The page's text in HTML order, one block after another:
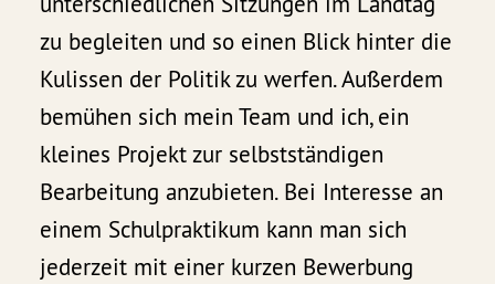
zu begleiten und so einen Blick hinter die
Kulissen der Politik zu werfen. Außerdem
bemühen sich mein Team und ich, ein
kleines Projekt zur selbstständigen
Bearbeitung anzubieten. Bei Interesse an
einem Schulpraktikum kann man sich
jederzeit mit einer kurzen Bewerbung